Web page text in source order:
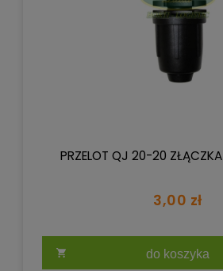
PRZELOT QJ 20-20 ZŁĄCZKA
3,00 zł
do koszyka